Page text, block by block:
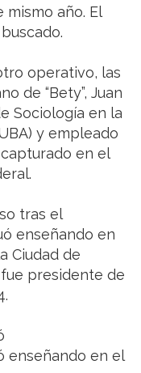
año. El
operativo, las
de “Bety”, Juan
Sociología en la
y empleado
en el
tras el
enseñando en
Ciudad de
fue presidente de
enseñando en el